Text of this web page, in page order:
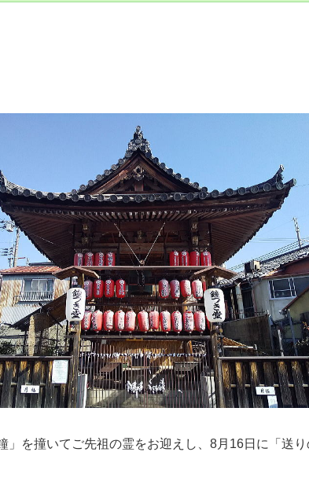
」を撞いてご先祖の霊をお迎えし、8月16日に「送